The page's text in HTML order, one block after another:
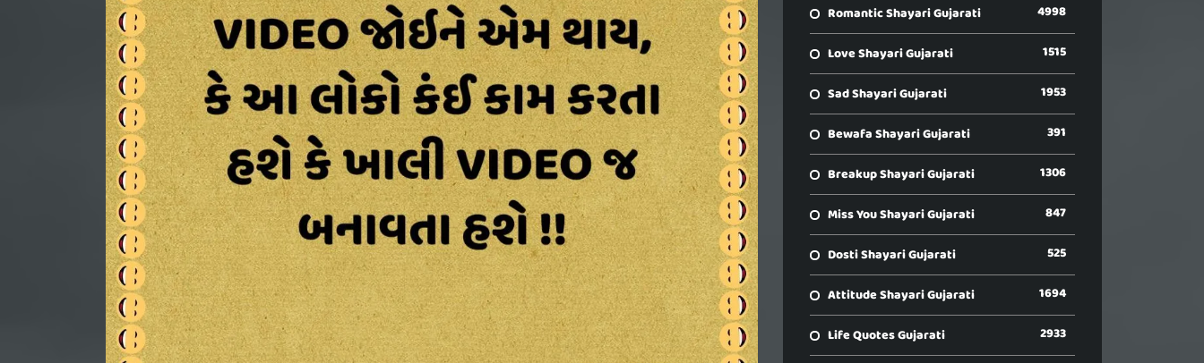
Romantic Shayari Gujarati 4998
Love Shayari Gujarati 1515
Sad Shayari Gujarati 1953
Bewafa Shayari Gujarati 391
Breakup Shayari Gujarati 1306
Miss You Shayari Gujarati 847
Dosti Shayari Gujarati 525
Attitude Shayari Gujarati 1694
Life Quotes Gujarati 2933